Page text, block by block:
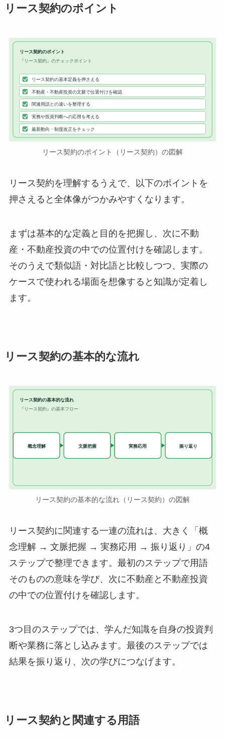
リース契約のポイント
リース契約のポイント
『リース契約』のチェックポイント
リース契約の基本定義を押さえる
不動産・不動産投資の文脈で位置付けを確認
関連用語との違いを整理する
実務や投資判断への応用を考える
最新動向・制度改正をチェック
リース契約のポイント（リース契約）の図解
リース契約を理解するうえで、以下のポイントを
押さえると全体像がつかみやすくなります。
まずは基本的な定義と目的を把握し、次に不動
産・不動産投資の中での位置付けを確認します。
そのうえで類似語・対比語と比較しつつ、実際の
ケースで使われる場面を想像すると知識が定着し
ます。
リース契約の基本的な流れ
リース契約の基本的な流れ
『リース契約』の基本フロー
概念理解 文脈把握 実務応用 振り返り
リース契約の基本的な流れ（リース契約）の図解
リース契約に関連する一連の流れは、大きく「概
念理解 → 文脈把握 → 実務応用 → 振り返り」の4
ステップで整理できます。最初のステップで用語
そのものの意味を学び、次に不動産と不動産投資
の中での位置付けを確認します。
3つ目のステップでは、学んだ知識を自身の投資判
断や業務に落とし込みます。最後のステップでは
結果を振り返り、次の学びにつなげます。
リース契約と関連する用語